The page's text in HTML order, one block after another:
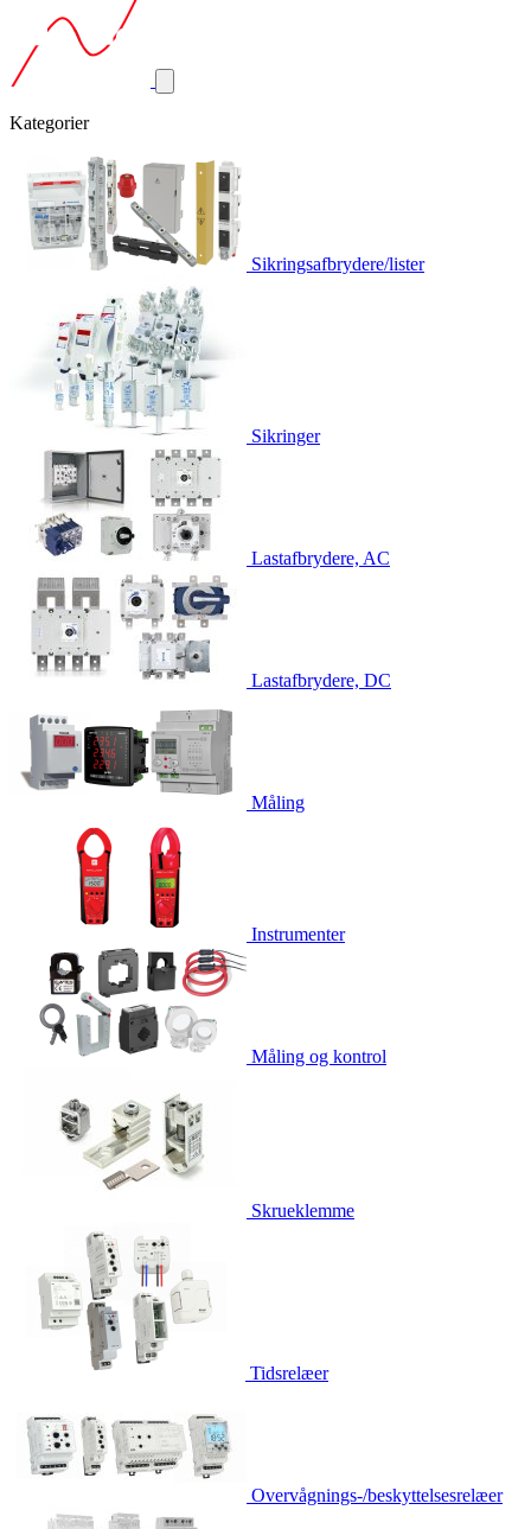
Kategorier
Sikringsafbrydere/lister
Sikringer
Lastafbrydere, AC
Lastafbrydere, DC
Måling
Instrumenter
Måling og kontrol
Skrueklemme
Tidsrelæer
Overvågnings-/beskyttelsesrelæer